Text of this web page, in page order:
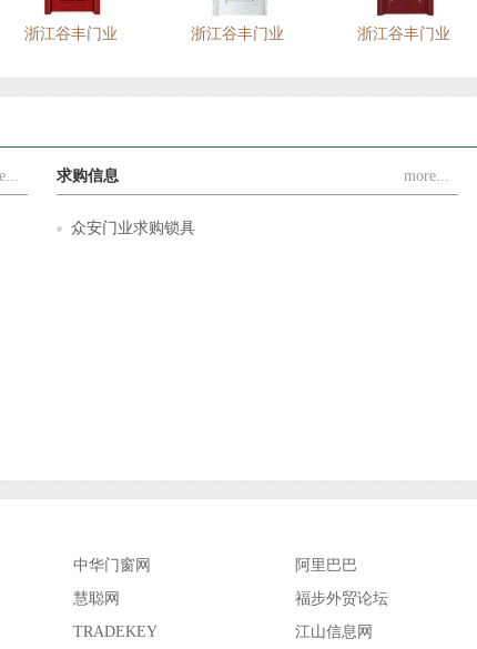
世纪王牌 皇冠原木门系
世纪王牌 皇室豪华烤漆
世纪王牌 皇冠原木门系
求购信息 more...
众安门业求购锁具
中华门窗网
阿里巴巴
慧聪网
福步外贸论坛
TRADEKEY 江山信息网